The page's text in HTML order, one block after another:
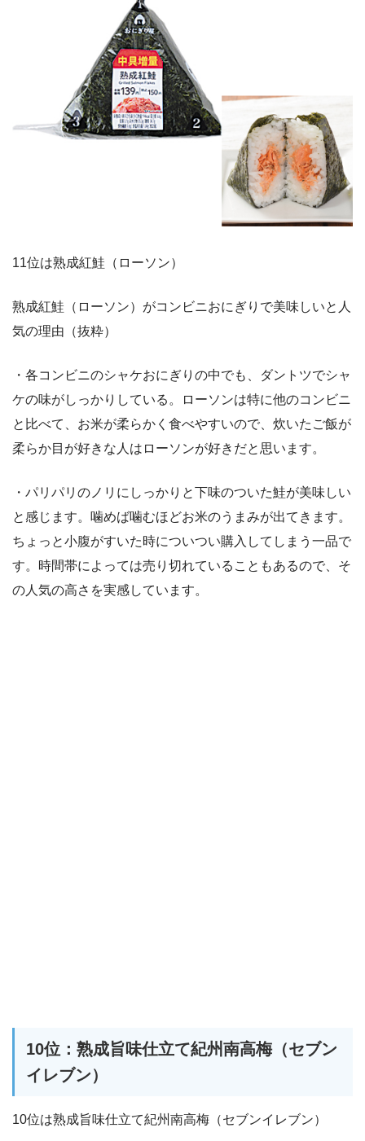
11位は熟成紅鮭（ローソン）
熟成紅鮭（ローソン）がコンビニおにぎりで美味しいと人
気の理由（抜粋）
・各コンビニのシャケおにぎりの中でも、ダントツでシャ
ケの味がしっかりしている。ローソンは特に他のコンビニ
と比べて、お米が柔らかく食べやすいので、炊いたご飯が
柔らか目が好きな人はローソンが好きだと思います。
・パリパリのノリにしっかりと下味のついた鮭が美味しい
と感じます。噛めば噛むほどお米のうまみが出てきます。
ちょっと小腹がすいた時についつい購入してしまう一品で
す。時間帯によっては売り切れていることもあるので、そ
の人気の高さを実感しています。
10位：熟成旨味仕立て紀州南高梅（セブン
イレブン）
10位は熟成旨味仕立て紀州南高梅（セブンイレブン）